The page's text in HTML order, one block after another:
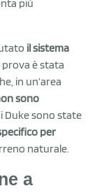
più
il sistema
prova è stata
in un’area
sono
Duke sono state
per
naturale.
a